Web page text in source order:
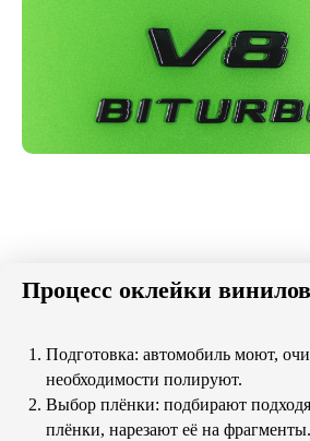
Процесс оклейки
Подготовка: автомобиль моют,
необходимости полируют.
Выбор плёнки: подбирают
плёнки, нарезают её на фрагменты.